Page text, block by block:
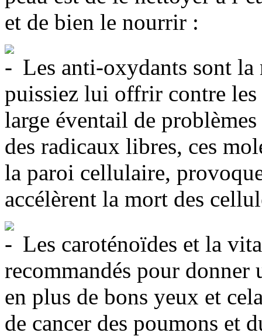
et de bien le nourrir :
Les anti-oxydants sont
puissiez lui offrir contre les
large éventail de
des radicaux libres, ces
la paroi cellulaire,
accélèrent la mort des
Les caroténoïdes et la
recommandés pour donner
en plus de bons yeux et
de cancer des poumons et